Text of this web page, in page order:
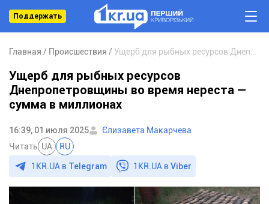
Поддержать
Главная Происшествия
Ущерб для рыбных ресурсов
Днепропетровщины во время нереста —
сумма в миллионах
16:39, 01 июля 2025
Єлизавета Макарчева
Читать UA RU
1KR.UA в Telegram 1KR.UA вViber